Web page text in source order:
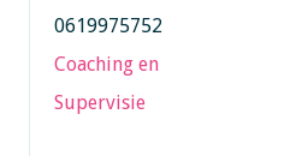
0619975752
Coaching en
Supervisie